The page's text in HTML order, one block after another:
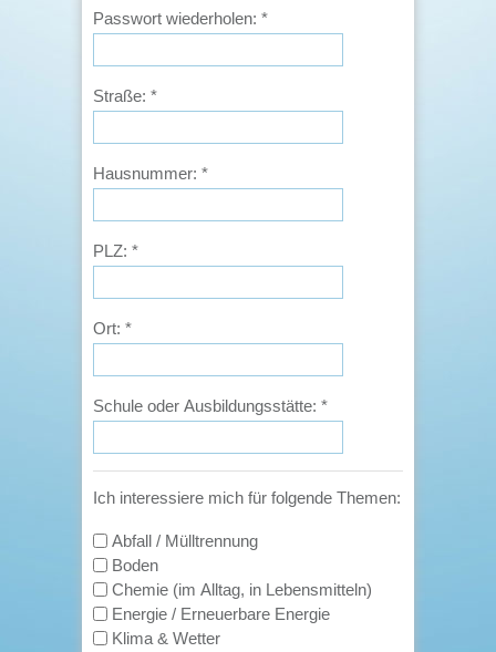
Passwort wiederholen: *
Straße: *
Hausnummer: *
PLZ: *
Ort: *
Schule oder Ausbildungsstätte: *
Ich interessiere mich für folgende Themen:
Abfall / Mülltrennung
Boden
Chemie (im Alltag, in Lebensmitteln)
Energie / Erneuerbare Energie
Klima & Wetter